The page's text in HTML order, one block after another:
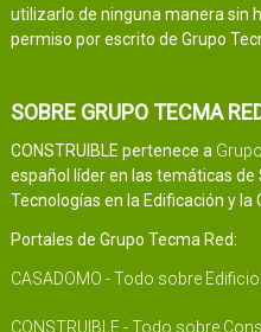
utilizarlo de ninguna manera sin
permiso por escrito de Grupo
SOBRE GRUPO TECMA
CONSTRUIBLE pertenece a
español líder en las temáticas de
Tecnologías en la Edificación y la
Portales de Grupo Tecma Red:
CASADOMO - Todo sobre
CONSTRUIBLE - Todo sobre